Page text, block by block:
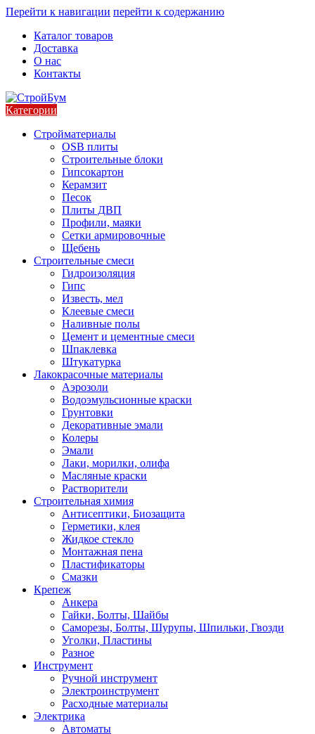
Перейти к навигации перейти к содержанию
Каталог товаров
Доставка
О нас
Контакты
Категории
Стройматериалы
OSB плиты
Строительные блоки
Гипсокартон
Керамзит
Песок
Плиты ДВП
Профили, маяки
Сетки армировочные
Щебень
Строительные смеси
Гидроизоляция
Гипс
Известь, мел
Клеевые смеси
Наливные полы
Цемент и цементные смеси
Шпаклевка
Штукатурка
Лакокрасочные материалы
Аэрозоли
Водоэмульсионные краски
Грунтовки
Декоративные эмали
Колеры
Эмали
Лаки, морилки, олифа
Масляные краски
Растворители
Строительная химия
Антисептики, Биозащита
Герметики, клея
Жидкое стекло
Монтажная пена
Пластификаторы
Смазки
Крепеж
Анкера
Гайки, Болты, Шайбы
Саморезы, Болты, Шурупы, Шпильки, Гвозди
Уголки, Пластины
Разное
Инструмент
Ручной инструмент
Электроинструмент
Расходные материалы
Электрика
Автоматы